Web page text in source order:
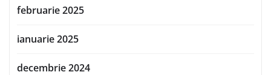
februarie 2025
ianuarie 2025
decembrie 2024